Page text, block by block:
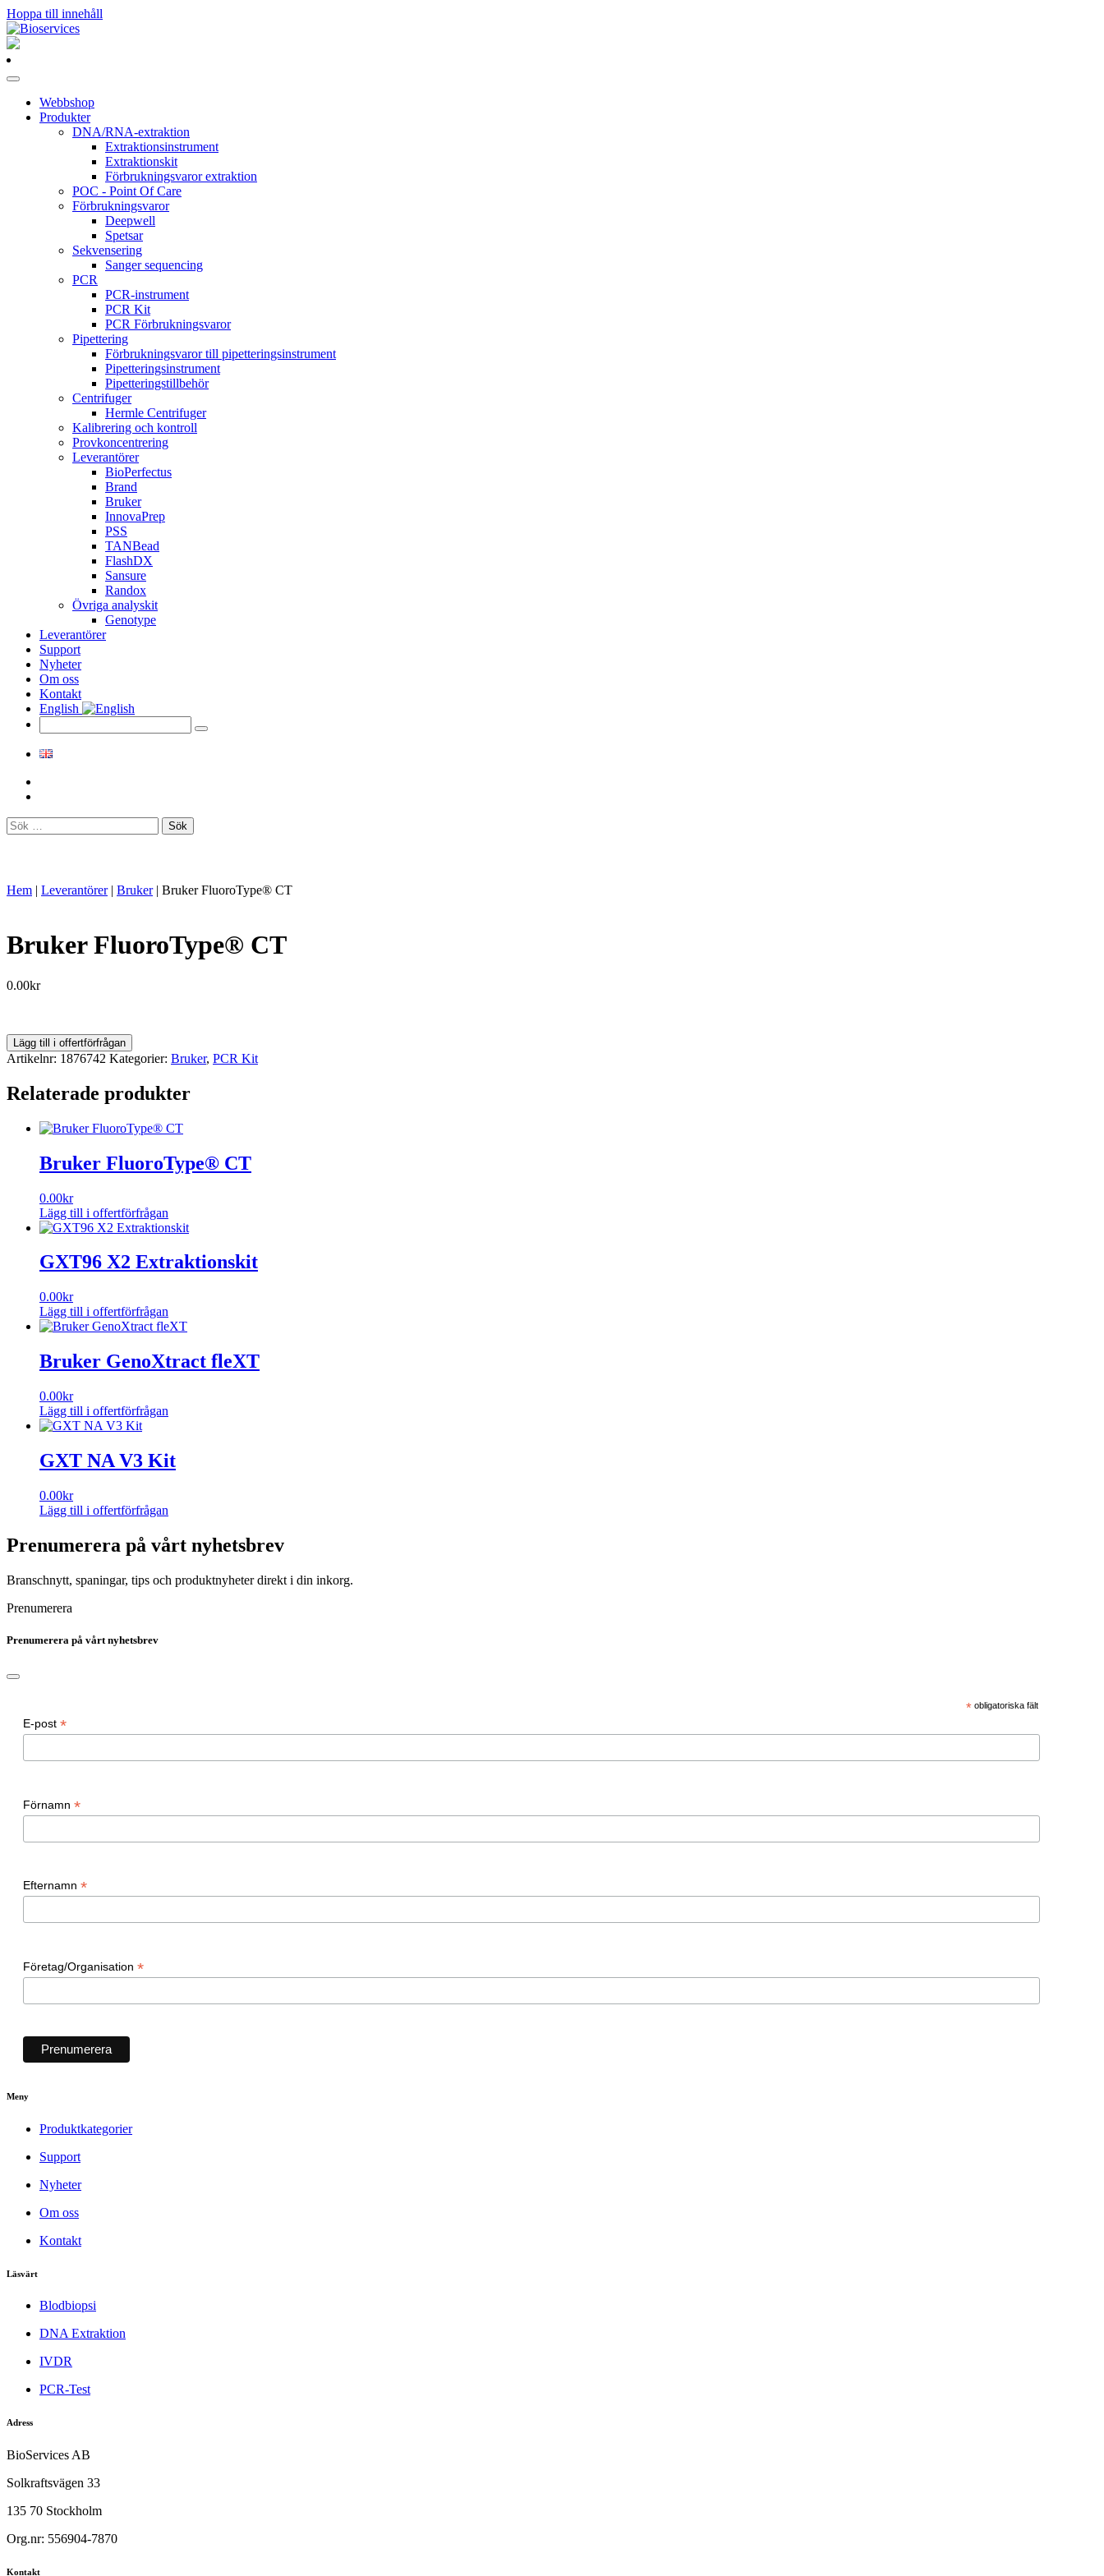
Hoppa till innehåll
Huvudnavigering
Webbshop
Produkter
DNA/RNA-extraktion
Extraktionsinstrument
Extraktionskit
Förbrukningsvaror extraktion
POC - Point Of Care
Förbrukningsvaror
Deepwell
Spetsar
Sekvensering
Sanger sequencing
PCR
PCR-instrument
PCR Kit
PCR Förbrukningsvaror
Pipettering
Förbrukningsvaror till pipetteringsinstrument
Pipetteringsinstrument
Pipetteringstillbehör
Centrifuger
Hermle Centrifuger
Kalibrering och kontroll
Provkoncentrering
Leverantörer
BioPerfectus
Brand
Bruker
InnovaPrep
PSS
TANBead
FlashDX
Sansure
Randox
Övriga analyskit
Genotype
Leverantörer
Support
Nyheter
Om oss
Kontakt
English
Sök
efter:
Hem | Leverantörer | Bruker | Bruker FluoroType® CT
Bruker FluoroType® CT
0.00kr
Bruker
FluoroType®
mängd
Lägg till i offertförfrågan
Artikelnr: 1876742 Kategorier: Bruker, PCR Kit
Relaterade produkter
Bruker FluoroType® CT
0.00kr
Lägg till i offertförfrågan
GXT96 X2 Extraktionskit
0.00kr
Lägg till i offertförfrågan
Bruker GenoXtract fleXT
0.00kr
Lägg till i offertförfrågan
GXT NA V3 Kit
0.00kr
Lägg till i offertförfrågan
Prenumerera på vårt nyhetsbrev
Branschnytt, spaningar, tips och produktnyheter direkt i din inkorg.
Prenumerera
Prenumerera på vårt nyhetsbrev
* obligatoriska fält
E-post *
Förnamn *
Efternamn *
Företag/Organisation *
Meny
Produktkategorier
Support
Nyheter
Om oss
Kontakt
Läsvärt
Blodbiopsi
DNA Extraktion
IVDR
PCR-Test
Adress
BioServices AB
Solkraftsvägen 33
135 70 Stockholm
Org.nr: 556904-7870
Kontakt